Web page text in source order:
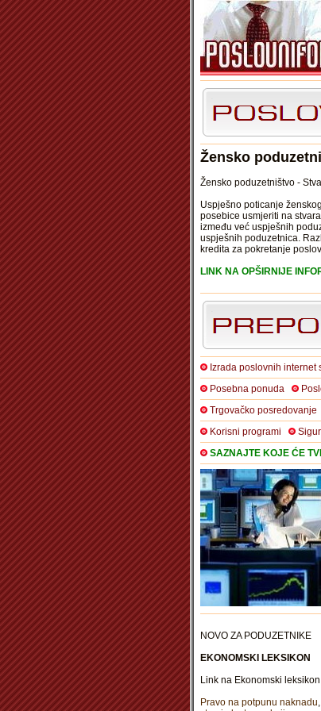
Žensko
Žensko poduzetništvo -
Uspješno poticanje
posebice usmjeriti na
između već uspješnih
uspješnih poduzetnica.
kredita za pokretanje
LINK NA OPŠIRNIJE
Izrada poslovnih internet
Posebna ponuda
Trgovačko posredovanje
Korisni programi
SAZNAJTE KOJE ĆE
NOVO ZA PODUZETNIKE
EKONOMSKI LEKSIKON
Link na Ekonomski
Pravo na potpunu naknadu,